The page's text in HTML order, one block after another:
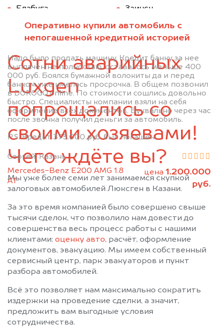
Оперативно купили автомобиль с
непогашенной кредитной историей
Надо было продать машину. Кредит банку за нее
выплачен не полностью, оставалось меньше 400
000 руб. Боялся бумажной волокиты да и перед
банком уже имелась просрочка. В общем позвонил
в DOROGO.online. По стоимости сошлись довольно
быстро. Специалисты компании взяли на себя
оформление всех документов. Буквально через час
после звонка получил деньги за автомобиль.
P.S. Кредит 375.000 руб. был погашен.
Сергей, Казань
Mercedes-Benz E200 AMG 1.8
АТ
цена 1.200.000
руб.
Елабуга
Заинск
Зеленодольск
Казань
Камское Устье
Карабаш (Татарстан)
Кукмор
Лаишево
Лениногорск
Мамадыш
Менделеевск
Мензелинск
Муслюмово
Набережные Челны
Нижнекамск
Новошешминск
Нурлат
Пестрецы
Старое Дрожжаное
Тетюши
Черемшан
Чистополь
Сотни аварийных
Luxgen
попрощались со
своими хозяевами!
Чего ждёте вы?
Мы уже более семи лет занимаемся скупкой
залоговых автомобилей Люксген в Казани.
За это время компанией было совершено свыше
тысячи сделок, что позволило нам довести до
совершенства весь процесс работы с нашими
клиентами: оценку авто, расчёт, оформление
документов, эвакуацию. Мы имеем собственный
сервисный центр, парк эвакуаторов и пункт
разбора автомобилей.
Всё это позволяет нам максимально сократить
издержки на проведение сделки, а значит,
предложить вам выгодные условия
сотрудничества.